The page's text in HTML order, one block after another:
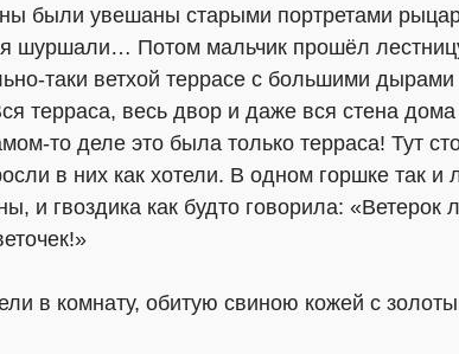
были увешаны старыми портретами
шуршали… Потом мальчик прошёл
таки ветхой террасе с большими
терраса, весь двор и даже вся стена
то деле это была только терраса! Тут
в них как хотели. В одном горшке так и
и гвоздика как будто говорила:
в комнату, обитую свиною кожей с